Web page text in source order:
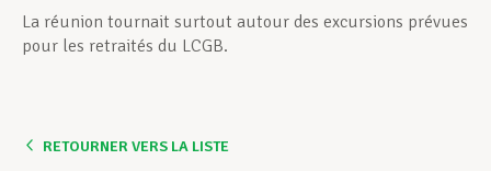
La réunion tournait surtout autour des excursions prévues
pour les retraités du LCGB.
RETOURNER VERS LA LISTE